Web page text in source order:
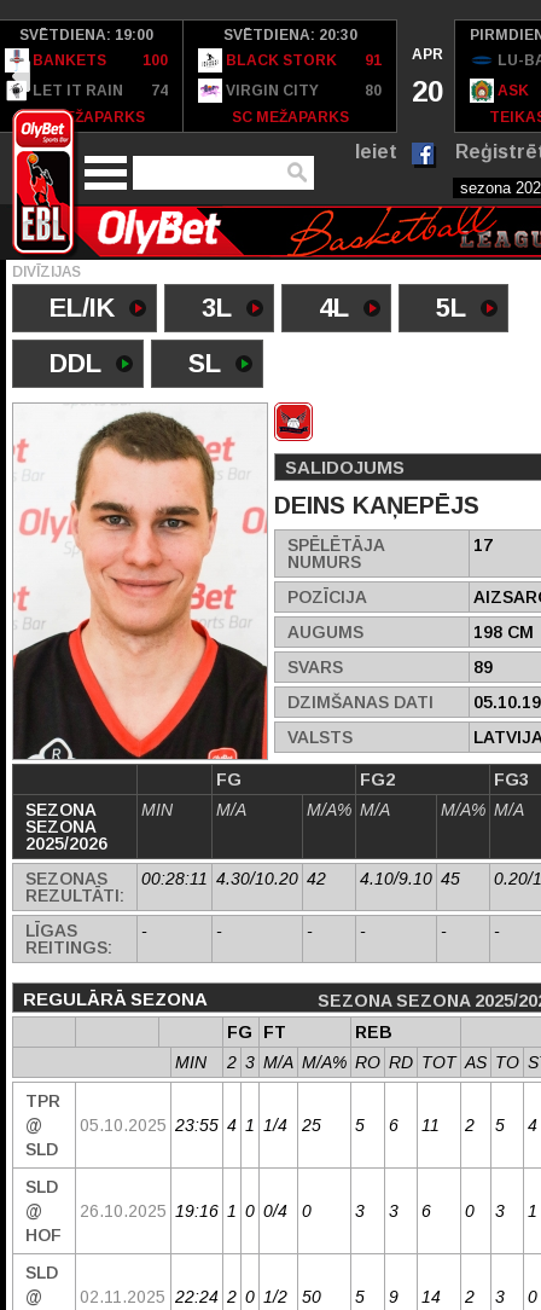
SVĒTDIENA: 19:00
BANKETS
100
LET IT RAIN
74
SC MEŽAPARKS
SVĒTDIENA: 20:30
BLACK STORK
91
VIRGIN CITY
80
SC MEŽAPARKS
APR
20
LU-
ASK
Ieiet
DIVĪZIJAS
EL/IK 3L 4L
5L
DDL
SL
SALIDOJUMS
DEINS KAŅEPĒJS
SPĒLĒTĀJA
NUMURS
17
POZĪCIJA
AUGUMS
198 CM
SVARS
89
DZIMŠANAS DATI
VALSTS
FG FG2
FG3
SEZONA
SEZONA
2025/2026
MIN M/A M/A% M/A M/A% M/A
SEZONAS
REZULTĀTI:
00:28:11 4.30/10.20 42 4.10/9.10 45 0.20/
LĪGAS
REITINGS:
- - - - - -
REGULĀRĀ SEZONA
SEZONA SEZONA 2025/
FG
FT
REB
MIN
2 3 M/A M/A% RO RD TOT AS TO
TPR
@
SLD
05.10.2025 23:55 4 1 1/4 25 5 6 11 2 5 4
SLD
@
HOF
26.10.2025 19:16 1 0 0/4 0 3 3 6 0 3 1
SLD
@
02.11.2025 22:24 2 0 1/2 50 5 9 14 2 3 0